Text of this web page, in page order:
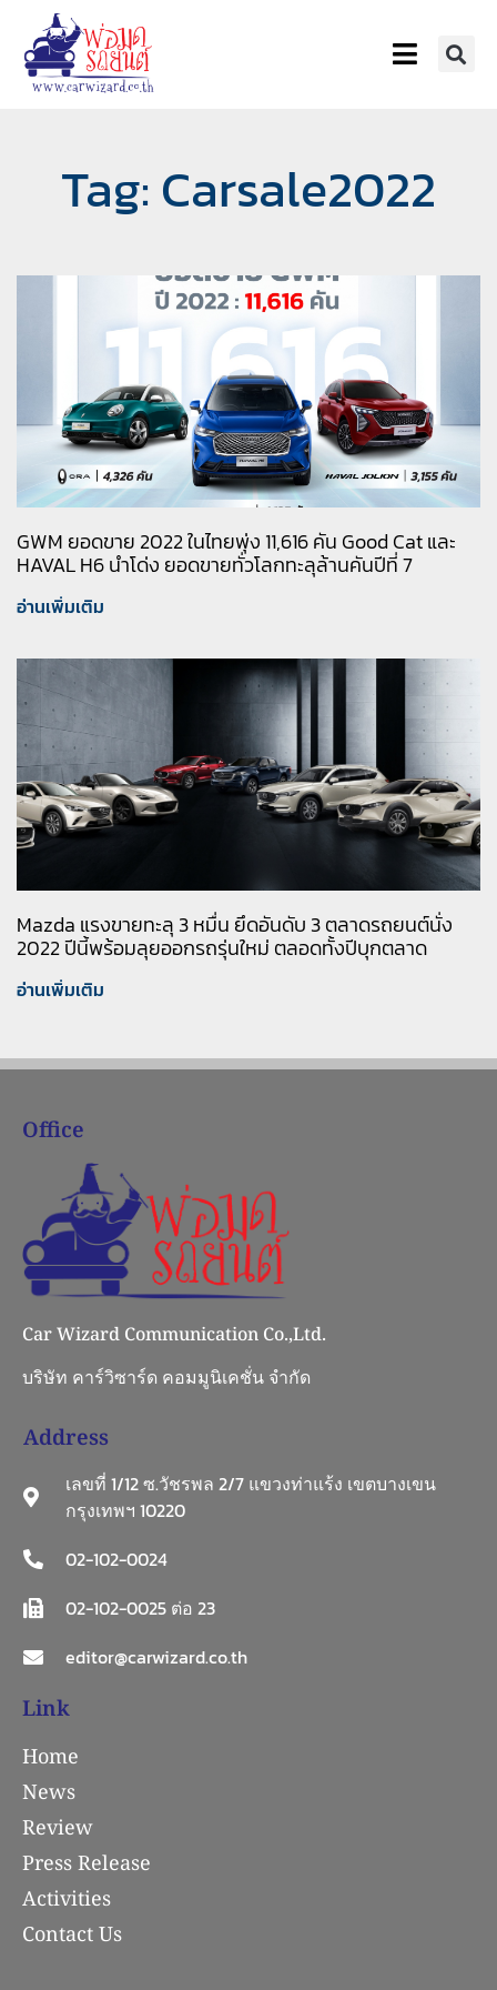
Tag: Carsale2022
GWM ยอดขาย 2022 ในไทยพุ่ง 11,616 คัน Good Cat และ
HAVAL H6 นำโด่ง ยอดขายทั่วโลกทะลุล้านคันปีที่ 7
อ่านเพิ่มเติม
Mazda แรงขายทะลุ 3 หมื่น ยึดอันดับ 3 ตลาดรถยนต์นั่ง
2022 ปีนี้พร้อมลุยออกรถรุ่นใหม่ ตลอดทั้งปีบุกตลาด
อ่านเพิ่มเติม
Office
Car Wizard Communication Co.,Ltd.
บริษัท คาร์วิซาร์ด คอมมูนิเคชั่น จำกัด
Address
เลขที่ 1/12 ซ.วัชรพล 2/7 แขวงท่าแร้ง เขตบางเขน
กรุงเทพฯ 10220
02-102-0024
02-102-0025 ต่อ 23
editor@carwizard.co.th
Link
Home
News
Review
Press Release
Activities
Contact Us